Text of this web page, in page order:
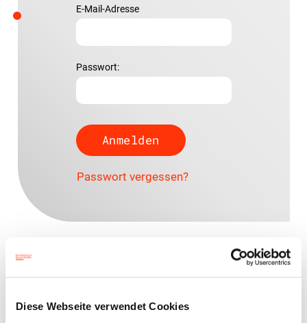
Diese Webseite verwendet Cookies
E-Mail-Adresse
Passwort:
Passwort vergessen?
Syndikusrechtsanwältin